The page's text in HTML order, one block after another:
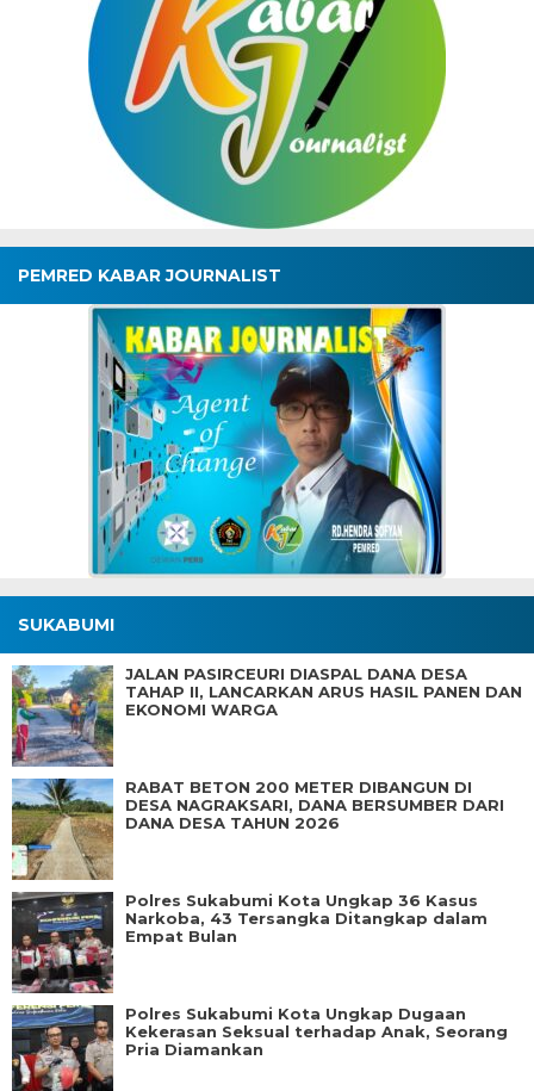
PEMRED KABAR JOURNALIST
SUKABUMI
JALAN PASIRCEURI DIASPAL DANA DESA
TAHAP II, LANCARKAN ARUS HASIL PANEN DAN
EKONOMI WARGA
RABAT BETON 200 METER DIBANGUN DI
DESA NAGRAKSARI, DANA BERSUMBER DARI
DANA DESA TAHUN 2026
Polres Sukabumi Kota Ungkap 36 Kasus
Narkoba, 43 Tersangka Ditangkap dalam
Empat Bulan
Polres Sukabumi Kota Ungkap Dugaan
Kekerasan Seksual terhadap Anak, Seorang
Pria Diamankan